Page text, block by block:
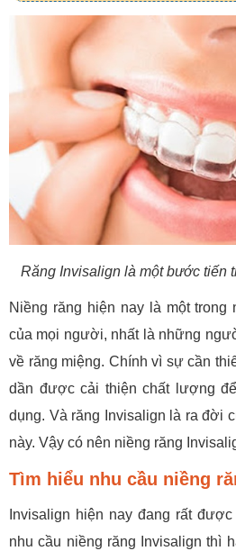
Răng Invisalign là một bước tiến
Niềng răng hiện nay là một trong
của mọi người, nhất là những
về răng miệng. Chính vì sự cần
dần được cải thiện chất lượng
dụng. Và răng Invisalign là ra đời
này. Vậy có nên niềng răng
Tìm hiểu nhu cầu niềng
Invisalign hiện nay đang rất
nhu cầu niềng răng Invisalign thì